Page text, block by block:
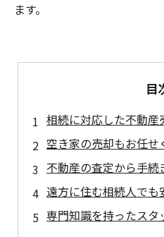
ます。
目
相続に対応した不動産
空き家の売却もお任せ
不動産の査定から手続
遠方に住む相続人でも
専門知識を持ったス